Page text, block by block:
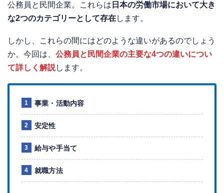
公務員と民間企業。これらは 日本の労働市場において大き
な2つのカテゴリーとして存在します。
しかし、これらの間にはどのような違いがあるのでしょう
か。今回は、 公務員と民間企業の主要な4つの違いについ
て詳しく解説します。
事業・活動内容
安定性
給与や手当て
就職方法